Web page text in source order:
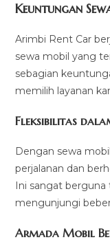
Keuntungan
Arimbi Rent Car
sewa mobil yang
sebagian
memilih layanan
Fleksibilitas
Dengan sewa
perjalanan dan
Ini sangat berguna
mengunjungi
Armada Mobil